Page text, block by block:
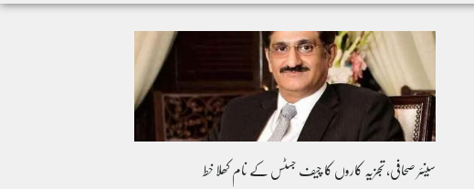
سینئر صحافی، تجزیہ کاروں کا چیف جسٹس کے نام کھلا خط